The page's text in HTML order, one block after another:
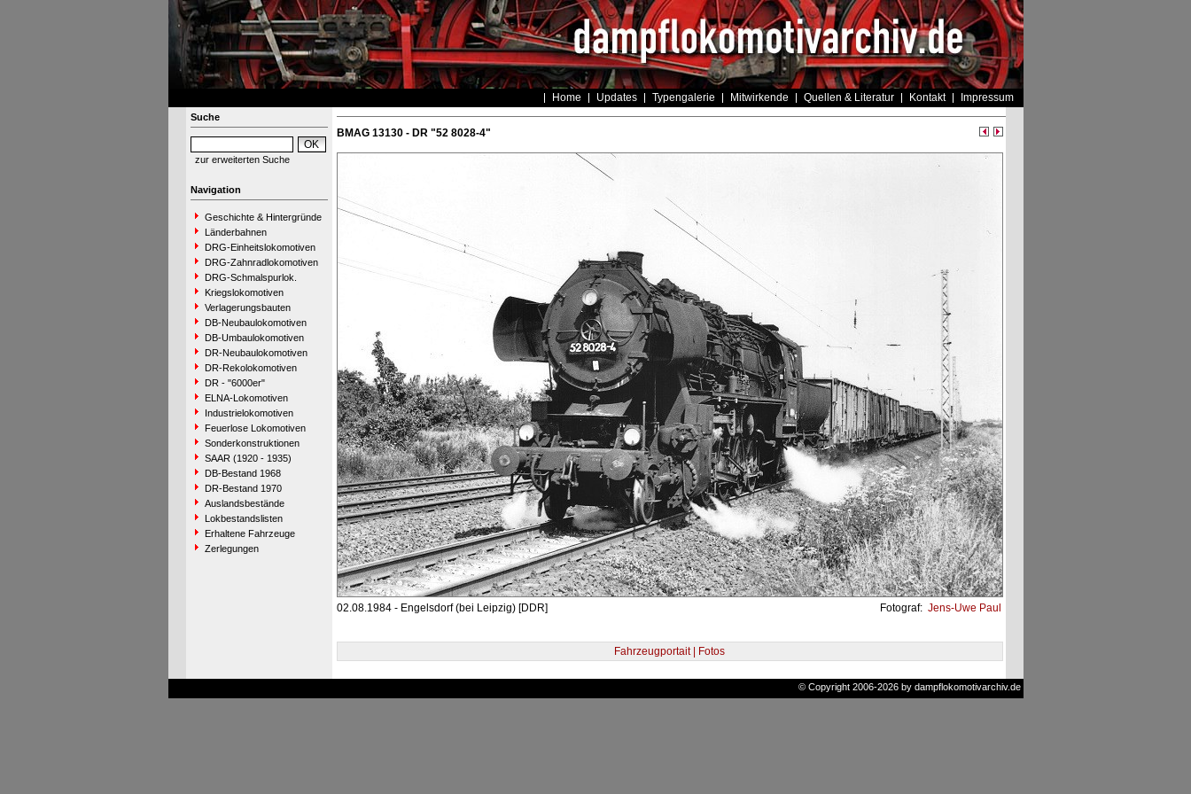
Home Updates Typengalerie Mitwirkende Quellen & Literatur Kontakt Impressum
Suche
zur erweiterten Suche
Navigation
Geschichte & Hintergründe
Länderbahnen
DRG-Einheitslokomotiven
DRG-Zahnradlokomotiven
DRG-Schmalspurlok.
Kriegslokomotiven
Verlagerungsbauten
DB-Neubaulokomotiven
DB-Umbaulokomotiven
DR-Neubaulokomotiven
DR-Rekolokomotiven
DR - "6000er"
ELNA-Lokomotiven
Industrielokomotiven
Feuerlose Lokomotiven
Sonderkonstruktionen
SAAR (1920 - 1935)
DB-Bestand 1968
DR-Bestand 1970
Auslandsbestände
Lokbestandslisten
Erhaltene Fahrzeuge
Zerlegungen
BMAG 13130 - DR "52 8028-4"
02.08.1984 - Engelsdorf (bei Leipzig) [DDR] Fotograf: Jens-Uwe Paul
Fahrzeugportait | Fotos
© Copyright 2006-2026 by dampflokomotivarchiv.de